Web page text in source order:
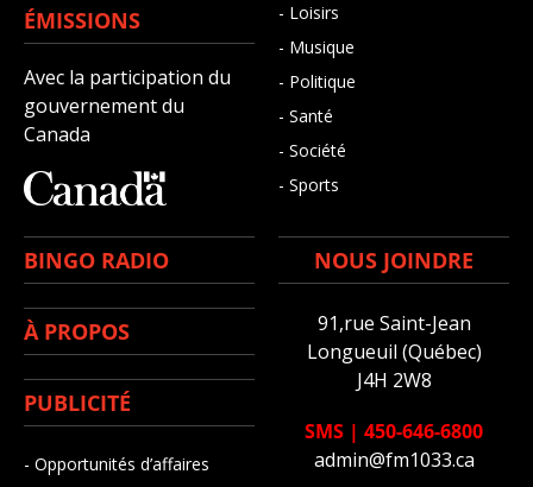
ÉMISSIONS
Avec la participation du
gouvernement du
Canada
- Loisirs
- Musique
- Politique
- Santé
- Société
- Sports
BINGO RADIO
À PROPOS
PUBLICITÉ
- Opportunités d’affaires
NOUS JOINDRE
91,rue Saint-Jean
Longueuil (Québec)
J4H 2W8
SMS | 450-646-6800
admin@fm1033.ca